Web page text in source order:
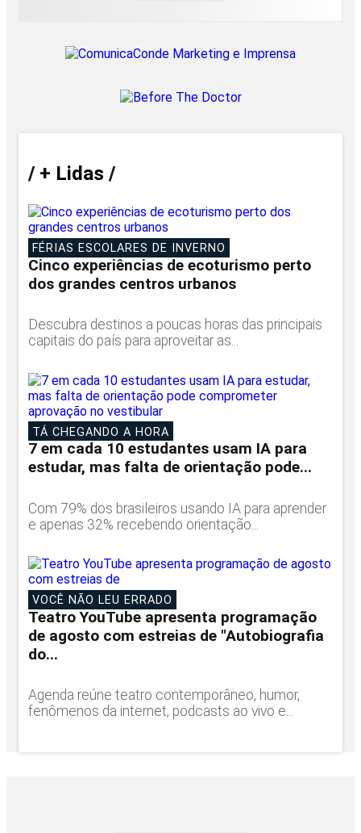
/+ Lidas /
FÉRIAS ESCOLARES DE INVERNO
Cinco experiências de ecoturismo perto
dos grandes centros urbanos
Descubra destinos a poucas horas das principais
capitais do país para aproveitar as...
TÁ CHEGANDO A HORA
7 em cada 10 estudantes usam IA para
estudar, mas falta de orientação pode...
Com 79% dos brasileiros usando IA para aprender
e apenas 32% recebendo orientação...
VOCÊ NÃO LEU ERRADO
Teatro YouTube apresenta programação
de agosto com estreias de "Autobiografia
do...
Agenda reúne teatro contemporâneo, humor,
fenômenos da internet, podcasts ao vivo e...